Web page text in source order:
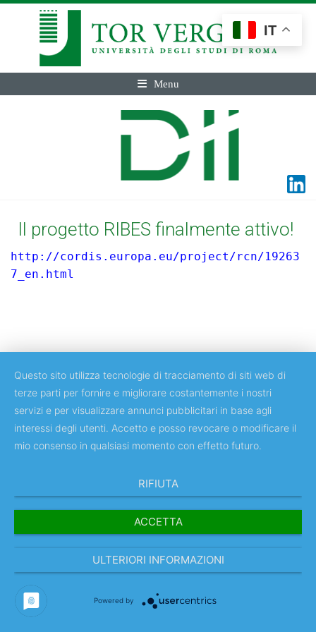
Menu
Il progetto RIBES finalmente attivo!
http://cordis.europa.eu/project/rcn/19263
7_en.html
IT
Questo sito utilizza tecnologie di tracciamento di siti web di
terze parti per fornire e migliorare costantemente i nostri
servizi e per visualizzare annunci pubblicitari in base agli
interessi degli utenti. Accetto e posso revocare o modificare il
mio consenso in qualsiasi momento con effetto futuro.
RIFIUTA
ACCETTA
ULTERIORI INFORMAZIONI
Powered by